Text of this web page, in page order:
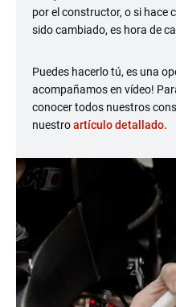
por el constructor, o si hace
sido cambiado, es hora de
Puedes hacerlo tú, es una
acompañamos en vídeo!
conocer todos nuestros
nuestroartículo detallado.